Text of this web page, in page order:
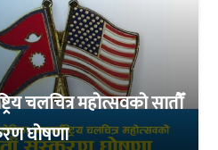
चलचित्र महोत्सवको सातौँ
घोषणा